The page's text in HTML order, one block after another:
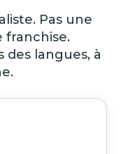
Pas une
franchise.
des langues, à